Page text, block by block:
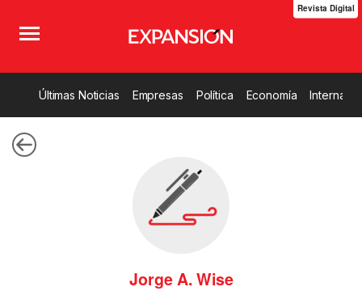
Revista Digital
Últimas Noticias Empresas Política Economía
Jorge A. Wise